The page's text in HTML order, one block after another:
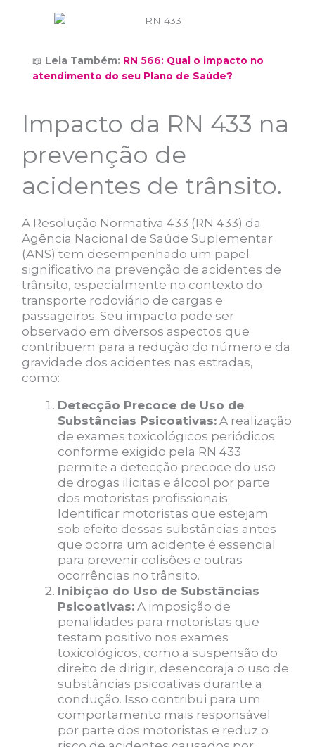
📖 Leia Também: RN 566: Qual o impacto no
atendimento do seu Plano de Saúde?
Impacto da RN 433 na
prevenção de
acidentes de trânsito.
A Resolução Normativa 433 (RN 433) da
Agência Nacional de Saúde Suplementar
(ANS) tem desempenhado um papel
significativo na prevenção de acidentes de
trânsito, especialmente no contexto do
transporte rodoviário de cargas e
passageiros. Seu impacto pode ser
observado em diversos aspectos que
contribuem para a redução do número e da
gravidade dos acidentes nas estradas,
como:
Detecção Precoce de Uso de
Substâncias Psicoativas: A realização
de exames toxicológicos periódicos
conforme exigido pela RN 433
permite a detecção precoce do uso
de drogas ilícitas e álcool por parte
dos motoristas profissionais.
Identificar motoristas que estejam
sob efeito dessas substâncias antes
que ocorra um acidente é essencial
para prevenir colisões e outras
ocorrências no trânsito.
Inibição do Uso de Substâncias
Psicoativas: A imposição de
penalidades para motoristas que
testam positivo nos exames
toxicológicos, como a suspensão do
direito de dirigir, desencoraja o uso de
substâncias psicoativas durante a
condução. Isso contribui para um
comportamento mais responsável
por parte dos motoristas e reduz o